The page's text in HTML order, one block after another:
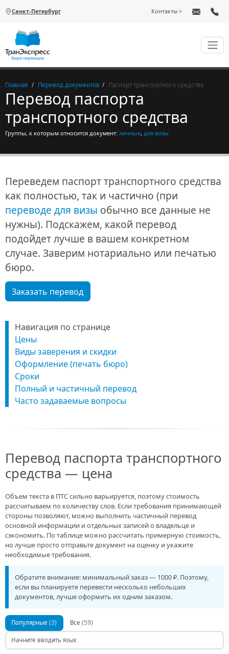
Санкт-Петербург Контакты
Главная Перевод документов Паспорт транспортного средства
Перевод паспорта
транспортного средства
Группы, к которым относится документ: личные, для визы
Переведем паспорт транспортного средства
как полностью, так и частично (при
переводе для визы обычно все данные не
нужны). Подскажем, какой перевод
подойдет лучше в вашем конкретном
случае. Заверим нотариально или печатью
бюро.
Заказать перевод
Навигация по странице
Цены
Виды заверения и скидки
Оформление (печать бюро)
Сроки
Полный и частичный перевод
Часто задаваемые вопросы
Перевод паспорта транспортного
средства — цена
Объем текста в ПТС сильно варьируется, поэтому стоимость
рассчитываем по количеству слов. Если требования принимающей
стороны позволяют, можно выполнить частичный перевод
основной информации и отдельных записей о владельце и
сэкономить. По таблице можно рассчитать примерную стоимость,
но лучше просто отправьте документ на оценку и укажите
необходимые требования.
Обратите внимание: минимальный заказ — 1000 ₽. Поэтому,
если вы планируете перевести несколько небольших
документов, лучше оформить их одним заказом.
Популярные(3) Все (59)